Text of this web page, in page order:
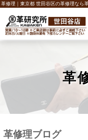
革修理｜東京都 世田谷区の革修理なら
革
革修理ブログ